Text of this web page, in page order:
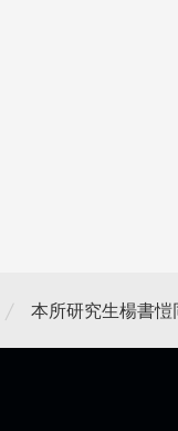
/ 本所研究生楊書